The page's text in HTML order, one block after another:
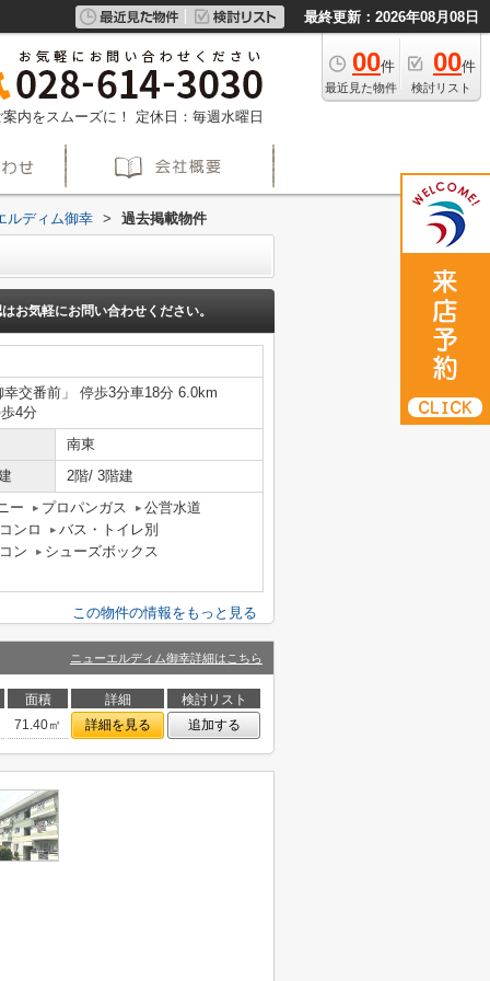
最終更新：2026年08月08日
00件
最近見た物件
00件
検討リスト
内をスムーズに！ 定休日：毎週水曜日
ルディム御幸 > 過去掲載物件
お気軽にお問い合わせください。
幸交番前」 停歩3分車18分 6.0km
4分
南東
2階/ 3階建
ー プロパンガス
公営水道
ンロ
バス・トイレ別
ン
シューズボックス
この物件の情報をもっと見る
ニューエルディム御幸詳細はこちら
面積 詳細
検討リスト
71.40㎡ 詳細を見る 追加する